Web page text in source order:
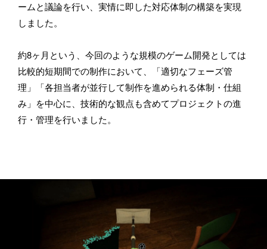
ームと議論を行い、実情に即した対応体制の構築を実現
しました。
約8ヶ月という、今回のような規模のゲーム開発としては
比較的短期間での制作において、「適切なフェーズ管
理」「各担当者が並行して制作を進められる体制・仕組
み」を中心に、技術的な観点も含めてプロジェクトの進
行・管理を行いました。
お仕事のご依頼・取材のご相談など、下記のフォームからお気軽
にお問い合わせください。メールの場合は hello@bassdrum.org か
らご連絡ください。